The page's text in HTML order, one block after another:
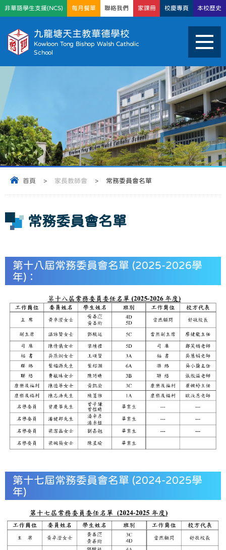
九龍塘天主教華德學校
Kowloon Tong Bishop Walsh Catholic
School
非華語學生支援(NCS) 每月餐單 聯絡我們 家課冊 校慶專頁 本校歷史
首頁 > 家長教師會 > 常務委員會名單
常務委員會名單
第十八屆常務委員會名單 (2025-2026學
年)：
第十七屆常務委員會名單 (2024-2025學
年)